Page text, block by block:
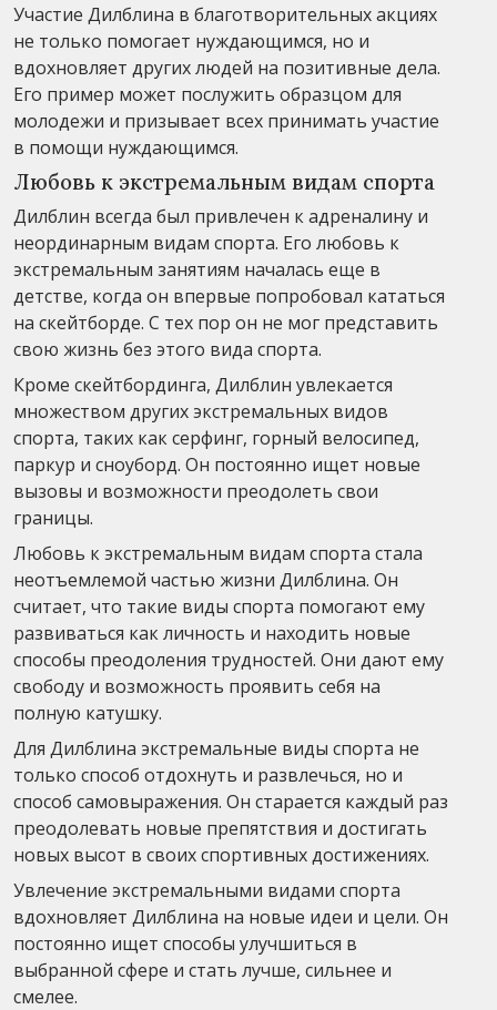
Участие Дилблина в благотворительных акциях
не только помогает нуждающимся, но и
вдохновляет других людей на позитивные дела.
Его пример может послужить образцом для
молодежи и призывает всех принимать участие
в помощи нуждающимся.
Любовь к экстремальным видам спорта
Дилблин всегда был привлечен к адреналину и
неординарным видам спорта. Его любовь к
экстремальным занятиям началась еще в
детстве, когда он впервые попробовал кататься
на скейтборде. С тех пор он не мог представить
свою жизнь без этого вида спорта.
Кроме скейтбординга, Дилблин увлекается
множеством других экстремальных видов
спорта, таких как серфинг, горный велосипед,
паркур и сноуборд. Он постоянно ищет новые
вызовы и возможности преодолеть свои
границы.
Любовь к экстремальным видам спорта стала
неотъемлемой частью жизни Дилблина. Он
считает, что такие виды спорта помогают ему
развиваться как личность и находить новые
способы преодоления трудностей. Они дают ему
свободу и возможность проявить себя на
полную катушку.
Для Дилблина экстремальные виды спорта не
только способ отдохнуть и развлечься, но и
способ самовыражения. Он старается каждый раз
преодолевать новые препятствия и достигать
новых высот в своих спортивных достижениях.
Увлечение экстремальными видами спорта
вдохновляет Дилблина на новые идеи и цели. Он
постоянно ищет способы улучшиться в
выбранной сфере и стать лучше, сильнее и
смелее.